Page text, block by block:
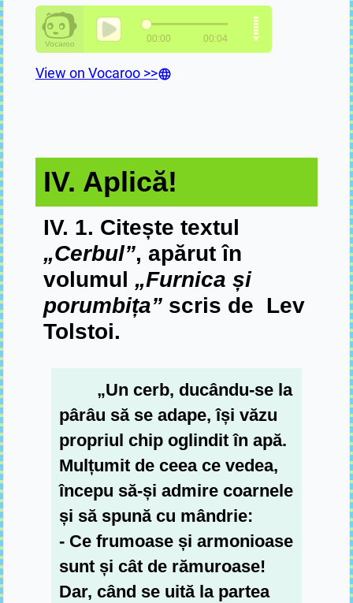
View on Vocaroo >>
IV. Aplică!
IV. 1. Citește textul
„Cerbul”, apărut în
volumul „Furnica și
porumbița” scris de Lev
Tolstoi.
„Un cerb, ducându-se la
pârâu să se adape, își văzu
propriul chip oglindit în apă.
Mulțumit de ceea ce vedea,
începu să-și admire coarnele
și să spună cu mândrie:
- Ce frumoase și armonioase
sunt și cât de rămuroase!
Dar, când se uită la partea